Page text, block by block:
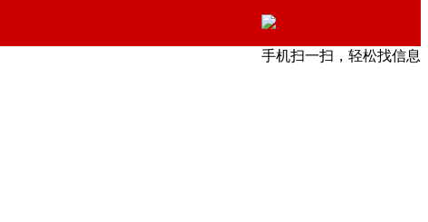
手机扫一扫，轻松找信息